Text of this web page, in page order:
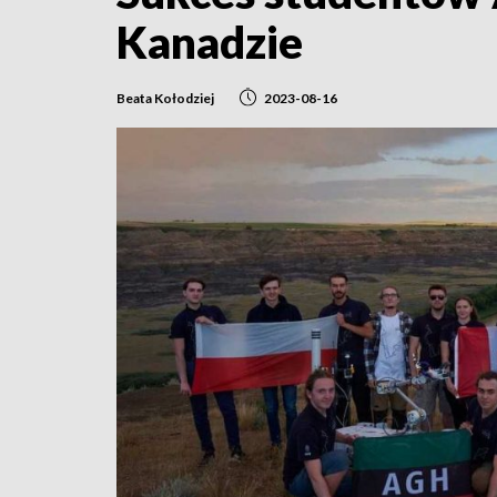
Kanadzie
Beata Kołodziej 2023-08-16